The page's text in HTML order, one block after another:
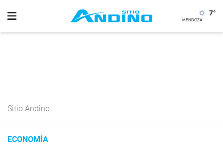
7°
Sitio Andino
ECONOMÍA